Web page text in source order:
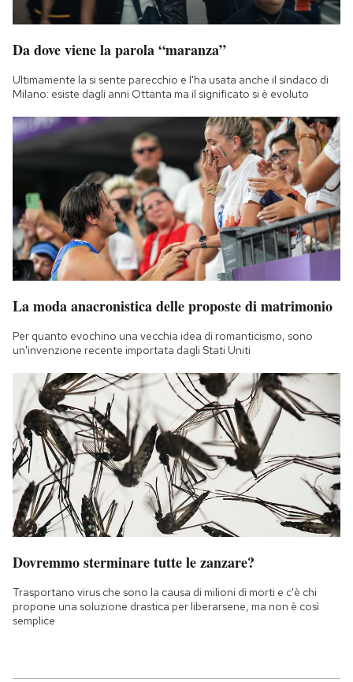
Da dove viene la parola “maranza”
Ultimamente la si sente parecchio e l'ha usata anche il sindaco di
Milano: esiste dagli anni Ottanta ma il significato si è evoluto
La moda anacronistica delle proposte di matrimonio
Per quanto evochino una vecchia idea di romanticismo, sono
un'invenzione recente importata dagli Stati Uniti
Dovremmo sterminare tutte le zanzare?
Trasportano virus che sono la causa di milioni di morti e c'è chi
propone una soluzione drastica per liberarsene, ma non è così
semplice